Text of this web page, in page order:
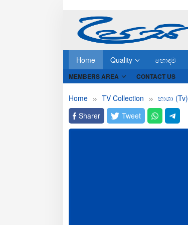
Home Quality හොඳම
MEMBERS AREA CONTACT US
Home TV Collection භාශා (Tv)
Sharer
Tweet